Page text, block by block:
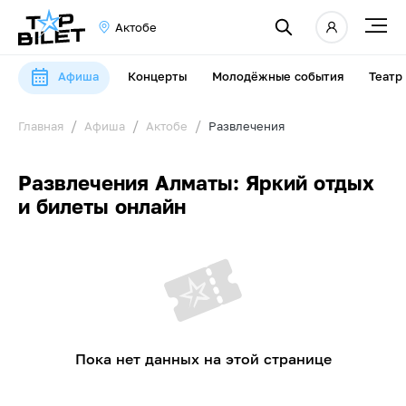
Актобе
Афиша Концерты Молодёжные события Театр
Главная Афиша Актобе Развлечения
Развлечения Алматы: Яркий отдых
и билеты онлайн
Пока нет данных на этой странице